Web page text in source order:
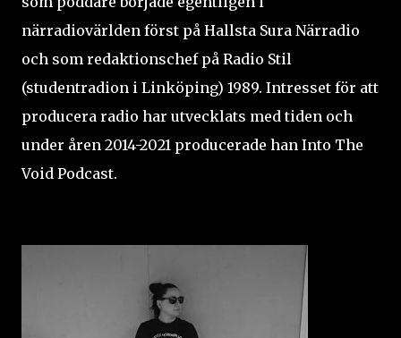
närradiovärlden först på Hallsta Sura Närradio
och som redaktionschef på Radio Stil
(studentradion i Linköping) 1989. Intresset för att
producera radio har utvecklats med tiden och
under åren 2014-2021 producerade han Into The
Void Podcast.